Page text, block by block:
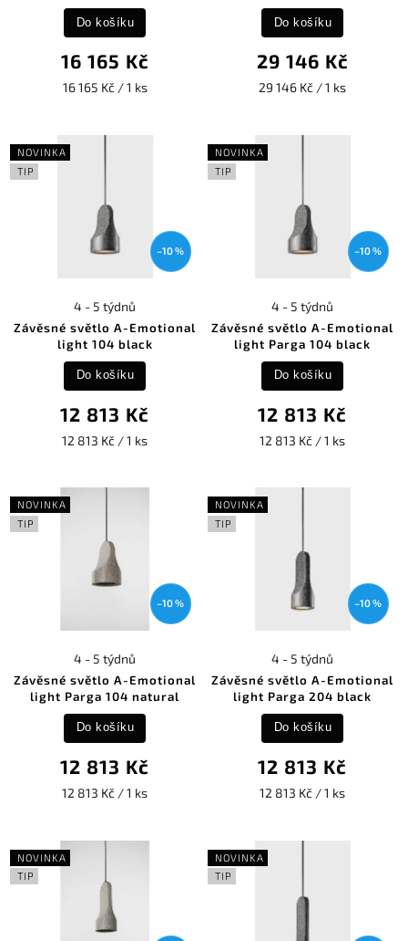
16 165 Kč
16 165 Kč / 1 ks
Do košíku
29 146 Kč
29 146 Kč / 1 ks
Do košíku
NOVINKA
TIP
–10 %
Závěsné světlo A-Emotional
light 104 black
4 - 5 týdnů
12 813 Kč
12 813 Kč / 1 ks
Do košíku
NOVINKA
TIP
–10 %
Závěsné světlo A-Emotional
light Parga 104 black
4 - 5 týdnů
12 813 Kč
12 813 Kč / 1 ks
Do košíku
NOVINKA
TIP
–10 %
Závěsné světlo A-Emotional
light Parga 104 natural
4 - 5 týdnů
12 813 Kč
12 813 Kč / 1 ks
Do košíku
NOVINKA
TIP
–10 %
Závěsné světlo A-Emotional
light Parga 204 black
4 - 5 týdnů
12 813 Kč
12 813 Kč / 1 ks
Do košíku
NOVINKA
TIP
NOVINKA
TIP